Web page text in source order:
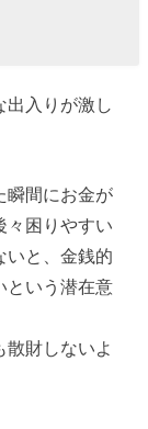
出入りが激し
瞬間にお金が
々困りやすい
いと、金銭的
という潜在意
財しないよ